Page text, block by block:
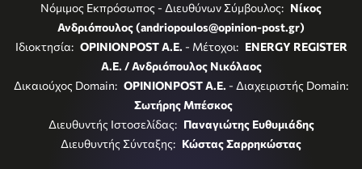
Νόμιμος Εκπρόσωπος - Διευθύνων Σύμβουλος: Νίκος
Ανδριόπουλος (andriopoulos@opinion-post.gr)
Ιδιοκτησία: OPINIONPOST A.E. - Μέτοχοι: ENERGY REGISTER
Α.Ε. / Ανδριόπουλος Νικόλαος
Δικαιούχος Domain: OPINIONPOST A.E. - Διαχειριστής Domain:
Σωτήρης Μπέσκος
Διευθυντής Ιστοσελίδας: Παναγιώτης Ευθυμιάδης
Διευθυντής Σύνταξης: Κώστας Σαρρηκώστας